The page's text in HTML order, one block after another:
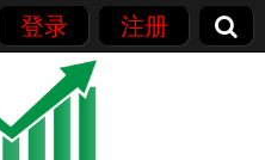
登录 注册